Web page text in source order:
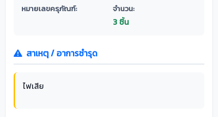
หมายเลขครุภัณฑ์: จำนวน:
3 ชิ้น
สาเหตุ / อาการชำรุด
ไฟเสีย